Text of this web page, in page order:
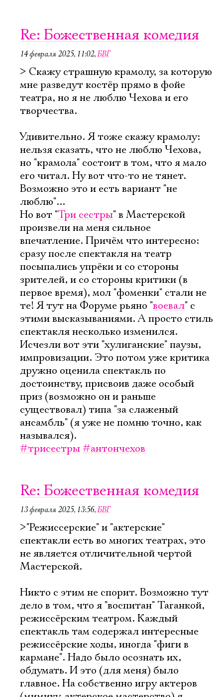
Re: Божественная комедия
14 февраля 2025, 11:02,БВГ
> Скажу страшную крамолу, за которую
мне разведут костёр прямо в фойе
театра, но я не люблю Чехова и его
творчества.
Удивительно. Я тоже скажу крамолу:
нельзя сказать, что не люблю Чехова,
но "крамола" состоит в том, что я мало
его читал. Ну вот что-то не тянет.
Возможно это и есть вариант "не
люблю"...
Но вот "Три сестры" в Мастерской
произвели на меня сильное
впечатление. Причём что интересно:
сразу после спектакля на театр
посыпались упрёки и со стороны
зрителей, и со стороны критики (в
первое время), мол "фоменки" стали не
те! Я тут на Форуме рьяно "воевал" с
этими высказываниями. А просто стиль
спектакля несколько изменился.
Исчезли вот эти "хулиганские" паузы,
импровизации. Это потом уже критика
дружно оценила спектакль по
достоинству, присвоив даже особый
приз (возможно он и раньше
существовал) типа "за слаженый
ансамбль" (я уже не помню точно, как
назывался).
#трисестры#антончехов
Re: Божественная комедия
13 февраля 2025, 13:56,БВГ
>"Режиссерские" и "актерские"
спектакли есть во многих театрах, это
не является отличительной чертой
Мастерской.
Никто с этим не спорит. Возможно тут
дело в том, что я "воспитан" Таганкой,
режиссёрским театром. Каждый
спектакль там содержал интересные
режиссёрские ходы, иногда "фиги в
кармане". Надо было осознать их,
обдумать. И это (для меня) было
главное. На собственно игру актеров